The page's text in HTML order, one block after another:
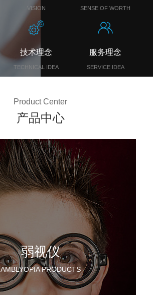
VISION SENSE OF WORTH
技术理念
TECHNICAL IDEA
服务理念
SERVICE IDEA
Product Center
产品中心
弱视仪
AMBLYOPIA PRODUCTS